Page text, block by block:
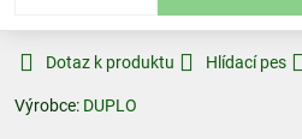
Dotaz k produktu Hlídací pes
Výrobce: DUPLO